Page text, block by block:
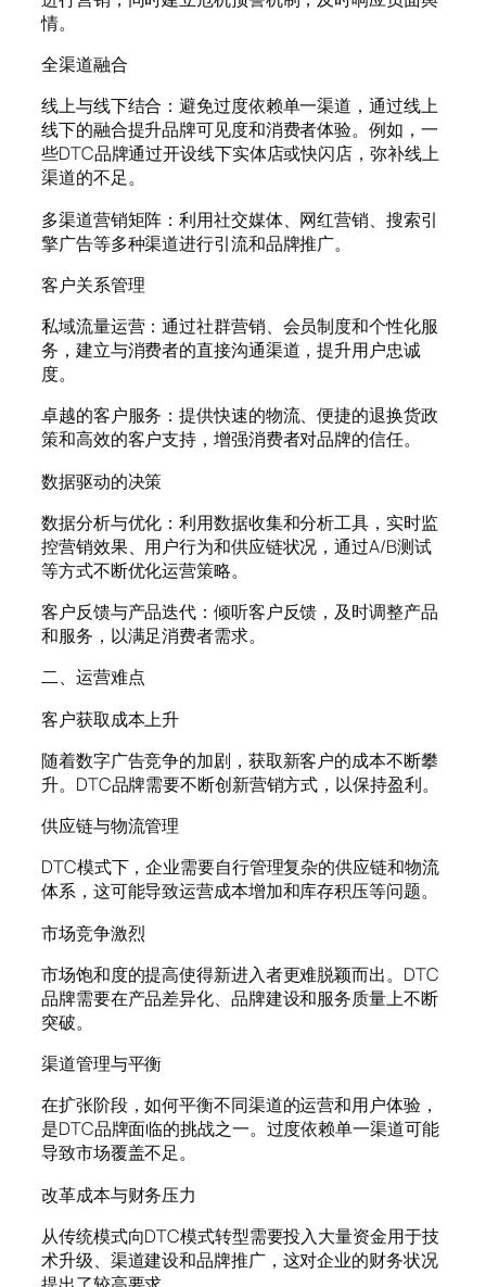
情。
全渠道融合
线上与线下结合：避免过度依赖单一渠道，通过线上
线下的融合提升品牌可见度和消费者体验。例如，一
些DTC品牌通过开设线下实体店或快闪店，弥补线上
渠道的不足。
多渠道营销矩阵：利用社交媒体、网红营销、搜索引
擎广告等多种渠道进行引流和品牌推广。
客户关系管理
私域流量运营：通过社群营销、会员制度和个性化服
务，建立与消费者的直接沟通渠道，提升用户忠诚
度。
卓越的客户服务：提供快速的物流、便捷的退换货政
策和高效的客户支持，增强消费者对品牌的信任。
数据驱动的决策
数据分析与优化：利用数据收集和分析工具，实时监
控营销效果、用户行为和供应链状况，通过A/B测试
等方式不断优化运营策略。
客户反馈与产品迭代：倾听客户反馈，及时调整产品
和服务，以满足消费者需求。
二、运营难点
客户获取成本上升
随着数字广告竞争的加剧，获取新客户的成本不断攀
升。DTC品牌需要不断创新营销方式，以保持盈利。
供应链与物流管理
DTC模式下，企业需要自行管理复杂的供应链和物流
体系，这可能导致运营成本增加和库存积压等问题。
市场竞争激烈
市场饱和度的提高使得新进入者更难脱颖而出。DTC
品牌需要在产品差异化、品牌建设和服务质量上不断
突破。
渠道管理与平衡
在扩张阶段，如何平衡不同渠道的运营和用户体验，
是DTC品牌面临的挑战之一。过度依赖单一渠道可能
导致市场覆盖不足。
改革成本与财务压力
从传统模式向DTC模式转型需要投入大量资金用于技
术升级、渠道建设和品牌推广，这对企业的财务状况